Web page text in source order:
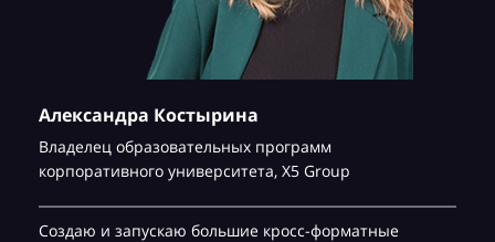
Александра Костырина
Владелец образовательных программ
корпоративного университета, Х5 Group
Создаю и запускаю большие кросс-форматные